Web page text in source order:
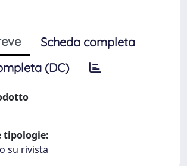
Scheda completa
(DC)
tipologie:
su rivista